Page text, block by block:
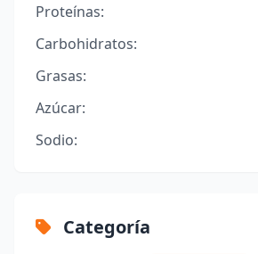
Proteínas:
Carbohidratos:
Grasas:
Azúcar:
Sodio:
Categoría